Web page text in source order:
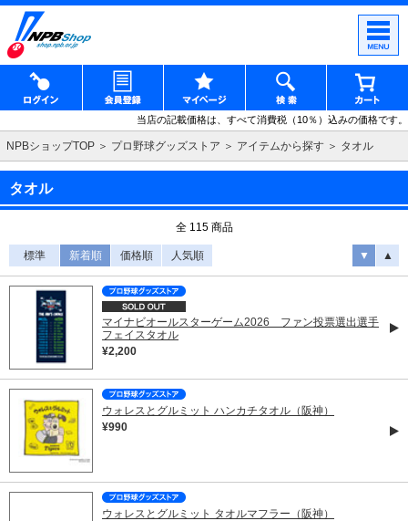
当店の記載価格は、すべて消費税（10％）込みの価格です。
NPBショップTOP プロ野球グッズストア アイテムから探す タオル
タオル
全 115 商品
標準 新着順 価格順 人気順 ▼ ▲
マイナビオールスターゲーム2026 ファン投票選出選手
フェイスタオル
¥2,200
ウォレスとグルミット ハンカチタオル（阪神）
¥990
ウォレスとグルミット タオルマフラー（阪神）